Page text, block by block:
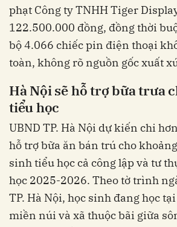
phạt Công ty TNHH Tiger
122.500.000 đồng, đồng thời
bộ 4.066 chiếc pin điện thoại
toàn, không rõ nguồn gốc xuất
Hà Nội sẽ hỗ trợ bữa trưa
tiểu học
UBND TP. Hà Nội dự kiến chi
hỗ trợ bữa ăn bán trú cho
sinh tiểu học cả công lập và tư
học 2025-2026. Theo tờ trình
TP. Hà Nội, học sinh đang học
miền núi và xã thuộc bãi giữa